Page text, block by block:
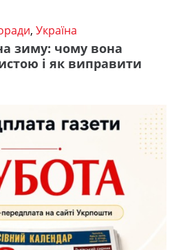
, Україна
зиму: чому вона
і як виправити